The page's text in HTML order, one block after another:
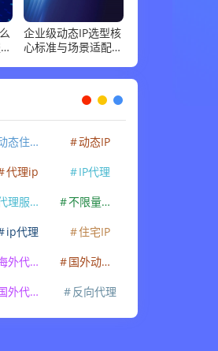
企业级动态IP选型核
心标准与场景适配指
南，这几点最关键
态住宅IP
动态IP
代理ip
IP代理
理服务器
不限量代理IP
ip代理
住宅IP
外代理ip
国外动态IP
外代理ip 反向代理